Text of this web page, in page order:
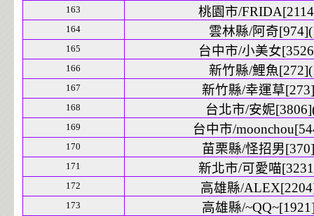
163 桃園市/
164 雲林縣/阿奇
165 台中市/小美女
166 新竹縣/鯉魚
167 新竹縣/幸運草
168 台北市/安妮
169 台中市/
170 苗栗縣/怪招男
171 新北市/可愛喵
172 高雄縣/
173 高雄縣/